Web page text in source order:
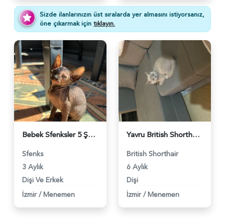
Sizde ilanlarınızın üst sıralarda yer almasını istiyorsanız,
öne çıkarmak için tıklayın.
Bebek Sfenksler 5 Şubat doğumlu - 1947
Sfenks
3 Aylık
Dişi Ve Erkek
İzmir / Menemen
Yavru British Shorthair 6 Aylık - 1767
British Shorthair
6 Aylık
Dişi
İzmir / Menemen